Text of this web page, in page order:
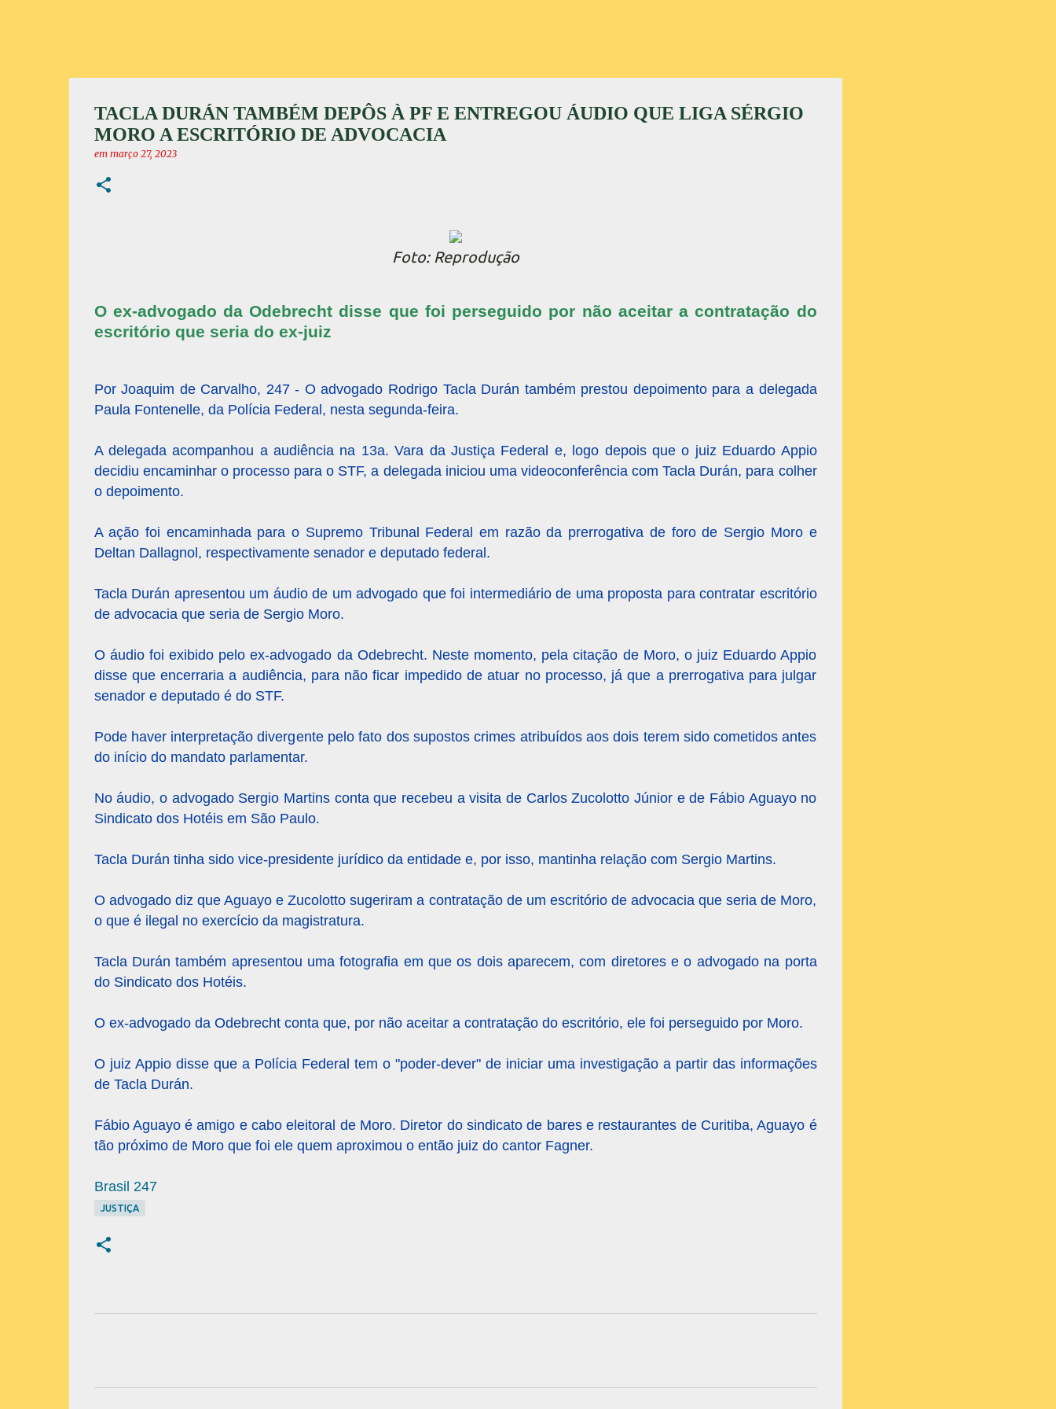
TACLA DURÁN TAMBÉM DEPÔS À PF E ENTREGOU ÁUDIO QUE LIGA SÉRGIO
MORO A ESCRITÓRIO DE ADVOCACIA
em março 27, 2023
Foto: Reprodução
O ex-advogado da Odebrecht disse que foi perseguido por não aceitar a contratação do
escritório que seria do ex-juiz
Por Joaquim de Carvalho, 247 - O advogado Rodrigo Tacla Durán também prestou depoimento para a delegada
Paula Fontenelle, da Polícia Federal, nesta segunda-feira.
A delegada acompanhou a audiência na 13a. Vara da Justiça Federal e, logo depois que o juiz Eduardo Appio
decidiu encaminhar o processo para o STF, a delegada iniciou uma videoconferência com Tacla Durán, para colher
o depoimento.
A ação foi encaminhada para o Supremo Tribunal Federal em razão da prerrogativa de foro de Sergio Moro e
Deltan Dallagnol, respectivamente senador e deputado federal.
Tacla Durán apresentou um áudio de um advogado que foi intermediário de uma proposta para contratar escritório
de advocacia que seria de Sergio Moro.
O áudio foi exibido pelo ex-advogado da Odebrecht. Neste momento, pela citação de Moro, o juiz Eduardo Appio
disse que encerraria a audiência, para não ficar impedido de atuar no processo, já que a prerrogativa para julgar
senador e deputado é do STF.
Pode haver interpretação divergente pelo fato dos supostos crimes atribuídos aos dois terem sido cometidos antes
do início do mandato parlamentar.
No áudio, o advogado Sergio Martins conta que recebeu a visita de Carlos Zucolotto Júnior e de Fábio Aguayo no
Sindicato dos Hotéis em São Paulo.
Tacla Durán tinha sido vice-presidente jurídico da entidade e, por isso, mantinha relação com Sergio Martins.
O advogado diz que Aguayo e Zucolotto sugeriram a contratação de um escritório de advocacia que seria de Moro,
o que é ilegal no exercício da magistratura.
Tacla Durán também apresentou uma fotografia em que os dois aparecem, com diretores e o advogado na porta
do Sindicato dos Hotéis.
O ex-advogado da Odebrecht conta que, por não aceitar a contratação do escritório, ele foi perseguido por Moro.
O juiz Appio disse que a Polícia Federal tem o "poder-dever" de iniciar uma investigação a partir das informações
de Tacla Durán.
Fábio Aguayo é amigo e cabo eleitoral de Moro. Diretor do sindicato de bares e restaurantes de Curitiba, Aguayo é
tão próximo de Moro que foi ele quem aproximou o então juiz do cantor Fagner.
Brasil 247
JUSTIÇA